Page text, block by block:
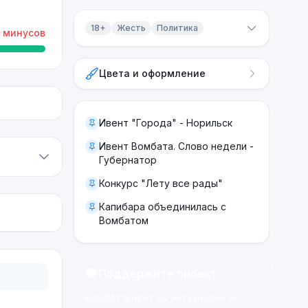
минусов 18+ Жесть Политика
ЖестьЦвета и оформление
Ивент "Города" - Норильск
Ивент Вомбата. Слово недели -
Губернатор
Конкурс "Лету все рады"
Капибара объединилась с
Вомбатом